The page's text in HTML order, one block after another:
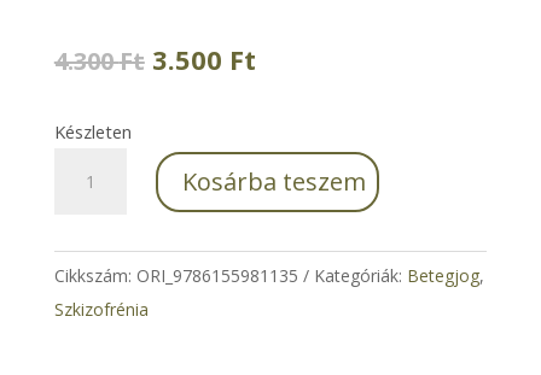
4.300Ft Original
4.300 Ft.
3.500 FtCurrent
3.500 Ft.
Készleten
szkizofréniához
mennyiség
Kosárba teszem
Cikkszám: ORI_9786155981135 Kategóriák: Betegjog,
Szkizofrénia